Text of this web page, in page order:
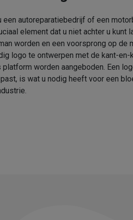
een autoreparatiebedrijf of een
element dat u niet achter u kunt
worden en een voorsprong op de
logo te ontwerpen met de kant-
platform worden aangeboden. Een
is wat u nodig heeft voor een